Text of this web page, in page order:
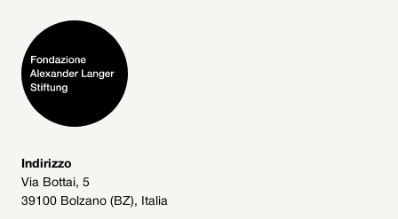
Indirizzo
Via Bottai, 5
39100 Bolzano (BZ), Italia